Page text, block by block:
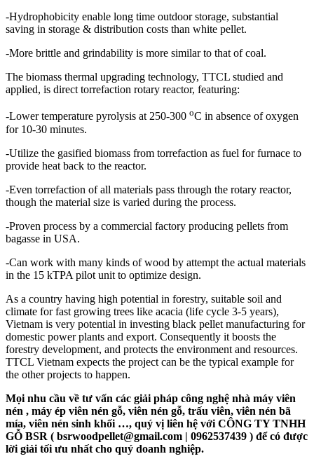
-Hydrophobicity enable long time outdoor storage, substantial
saving in storage & distribution costs than white pellet.
-More brittle and grindability is more similar to that of coal.
The biomass thermal upgrading technology, TTCL studied and
applied, is direct torrefaction rotary reactor, featuring:
-Lower temperature pyrolysis at 250-300 oC in absence of oxygen
for 10-30 minutes.
-Utilize the gasified biomass from torrefaction as fuel for furnace to
provide heat back to the reactor.
-Even torrefaction of all materials pass through the rotary reactor,
though the material size is varied during the process.
-Proven process by a commercial factory producing pellets from
bagasse in USA.
-Can work with many kinds of wood by attempt the actual materials
in the 15 kTPA pilot unit to optimize design.
As a country having high potential in forestry, suitable soil and
climate for fast growing trees like acacia (life cycle 3-5 years),
Vietnam is very potential in investing black pellet manufacturing for
domestic power plants and export. Consequently it boosts the
forestry development, and protects the environment and resources.
TTCL Vietnam expects the project can be the typical example for
the other projects to happen.
Mọi nhu cầu về tư vấn các giải pháp công nghệ nhà máy viên
nén , máy ép viên nén gỗ, viên nén gỗ, trấu viên, viên nén bã
mía, viên nén sinh khối …, quý vị liên hệ với CÔNG TY TNHH
GỖ BSR ( bsrwoodpellet@gmail.com | 0962537439 ) để có được
lời giải tối ưu nhất cho quý doanh nghiệp.